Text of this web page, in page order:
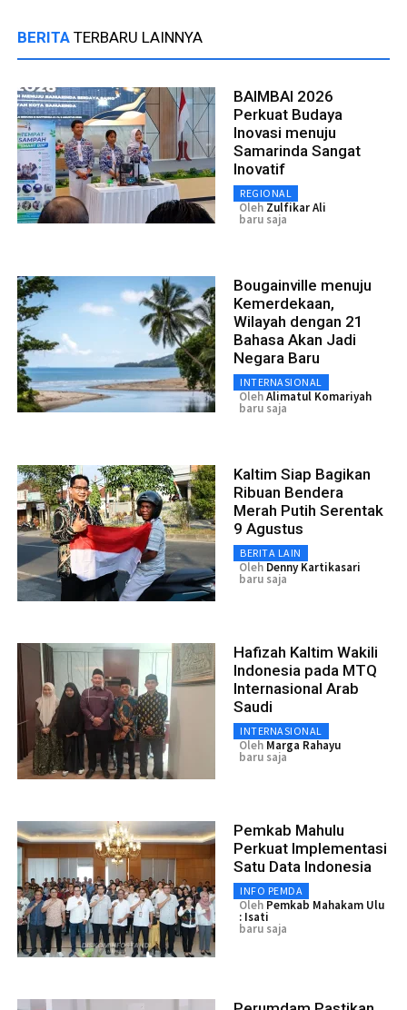
BERITA TERBARU LAINNYA
BAIMBAI 2026
Perkuat Budaya
Inovasi menuju
Samarinda Sangat
Inovatif
REGIONAL
Oleh Zulfikar Ali
baru saja
Bougainville menuju
Kemerdekaan,
Wilayah dengan 21
Bahasa Akan Jadi
Negara Baru
INTERNASIONAL
OlehAlimatul Komariyah
baru saja
Kaltim Siap Bagikan
Ribuan Bendera
Merah Putih Serentak
9 Agustus
BERITA LAIN
Oleh Denny Kartikasari
baru saja
Hafizah Kaltim Wakili
Indonesia pada MTQ
Internasional Arab
Saudi
INTERNASIONAL
Oleh Marga Rahayu
baru saja
Pemkab Mahulu
Perkuat Implementasi
Satu Data Indonesia
INFO PEMDA
Oleh Pemkab Mahakam Ulu
: Isati
baru saja